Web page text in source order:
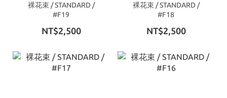
裸花束 / STANDARD /
#F19
NT$2,500
裸花束 / STANDARD /
#F18
NT$2,500